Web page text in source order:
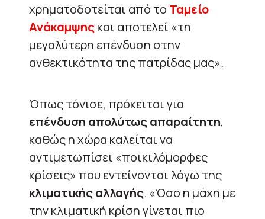
χρηματοδοτείται από το Ταμείο
Ανάκαμψηςκαι αποτελεί «τη
μεγαλύτερη επένδυση στην
ανθεκτικότητα της πατρίδας μας».
Όπως τόνισε, πρόκειται για
επένδυση απολύτως απαραίτητη,
καθώς η χώρα καλείται να
αντιμετωπίσει «ποικιλόμορφες
κρίσεις» που εντείνονται λόγω της
κλιματικής αλλαγής. «Όσο η μάχη με
την κλιματική κρίση γίνεται πιο